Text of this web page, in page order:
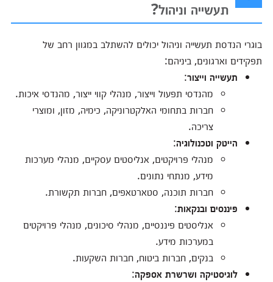
תעשייה וניהול?
בוגרי הנדסת תעשייה וניהול יכולים להשתלב במגוון רחב של
תפקידים וארגונים, ביניהם:
תעשייה וייצור:
מהנדסי תפעול וייצור, מנהלי קווי ייצור, מהנדסי איכות.
חברות בתחומי האלקטרוניקה, כימיה, מזון, ומוצרי
צריכה.
הייטק וטכנולוגיה:
מנהלי פרויקטים, אנליסטים עסקיים, מנהלי מערכות
מידע, מנתחי נתונים.
חברות תוכנה, סטארטאפים, חברות תקשורת.
פיננסים ובנקאות:
אנליסטים פיננסיים, מנהלי סיכונים, מנהלי פרויקטים
במערכות מידע.
בנקים, חברות ביטוח, חברות השקעות.
לוגיסטיקה ושרשרת אספקה: